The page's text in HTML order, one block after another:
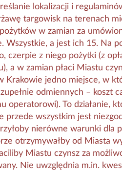
lokalizacji i
targowisk na terenach
w zamian za
Wszystkie, a jest ich 15. Na
czerpie z niego pożytki (z
a w zamian płaci Miastu
Krakowie jedno miejsce, w
odmiennych – koszt
operatorowi). To działanie,
przede wszystkim jest
nierówne warunki dla
otrzymywałby od Miasta
Miastu czynsz za
Nie uwzględnia m.in.